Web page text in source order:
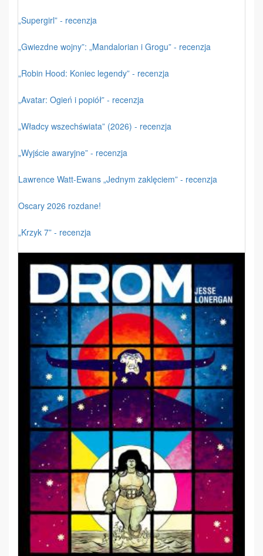
„Supergirl” - recenzja
„Gwiezdne wojny”: „Mandalorian i Grogu” - recenzja
„Robin Hood: Koniec legendy” - recenzja
„Avatar: Ogień i popiół” - recenzja
„Władcy wszechświata” (2026) - recenzja
„Wyjście awaryjne” - recenzja
Lawrence Watt-Ewans „Jednym zaklęciem” - recenzja
Oscary 2026 rozdane!
„Krzyk 7” - recenzja